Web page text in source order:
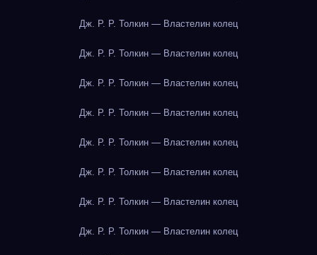
Дж. Р. Р. Толкин — Властелин колец
Дж. Р. Р. Толкин — Властелин колец
Дж. Р. Р. Толкин — Властелин колец
Дж. Р. Р. Толкин — Властелин колец
Дж. Р. Р. Толкин — Властелин колец
Дж. Р. Р. Толкин — Властелин колец
Дж. Р. Р. Толкин — Властелин колец
Дж. Р. Р. Толкин — Властелин колец